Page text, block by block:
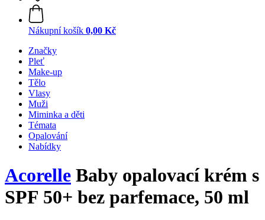
Nákupní košík 0,00 Kč
Značky
Pleť
Make-up
Tělo
Vlasy
Muži
Miminka a děti
Témata
Opalování
Nabídky
Acorelle Baby opalovací krém s
SPF 50+ bez parfemace, 50 ml